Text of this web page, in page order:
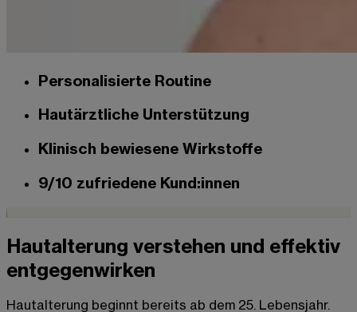
Personalisierte Routine
Hautärztliche Unterstützung
Klinisch bewiesene Wirkstoffe
9/10 zufriedene Kund:innen
Hautalterung verstehen und effektiv
entgegenwirken
Hautalterung beginnt bereits ab dem 25. Lebensjahr.